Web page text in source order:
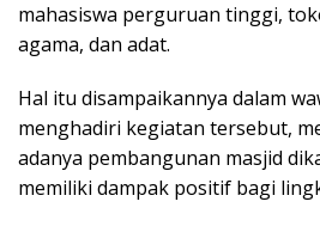
mahasiswa perguruan tinggi,
agama, dan adat.
Hal itu disampaikannya dalam
menghadiri kegiatan tersebut,
adanya pembangunan masjid
memiliki dampak positif bagi